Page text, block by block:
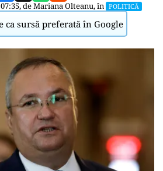
deMariana Olteanu, în POLITICĂ
ca sursă preferată în Google